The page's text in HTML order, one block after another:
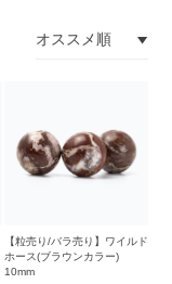
【粒売り/バラ売り】ワイルド
ホース(ブラウンカラー)
10mm